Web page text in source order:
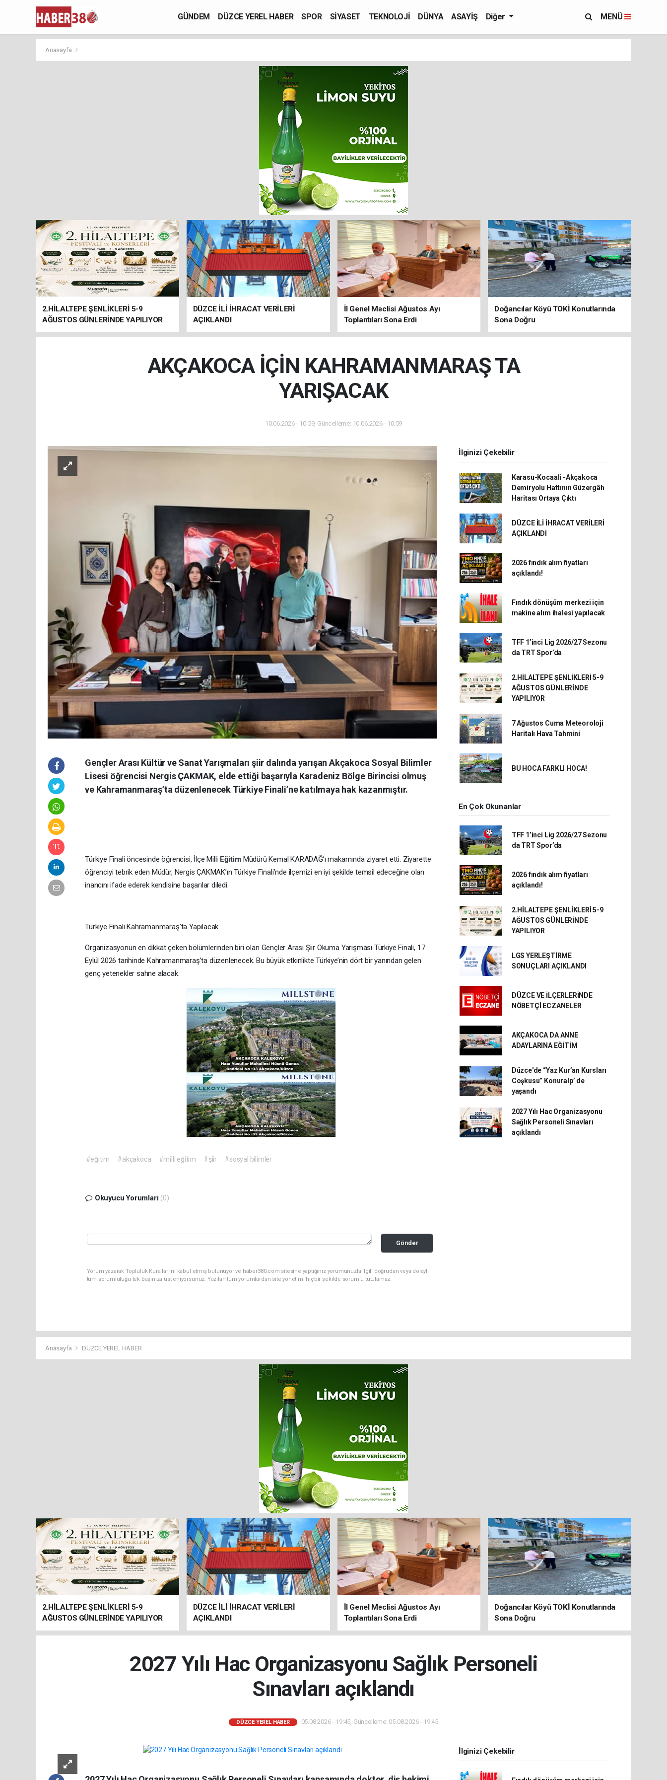
GÜNDEM DÜZCE YEREL HABER SPOR SİYASET TEKNOLOJİ DÜNYA ASAYİŞ Diğer MENÜ
Anasayfa
2.HİLALTEPE ŞENLİKLERİ 5-9
AĞUSTOS GÜNLERİNDE YAPILIYOR
DÜZCE İLİ İHRACAT VERİLERİ
AÇIKLANDI
İl Genel Meclisi Ağustos Ayı
Toplantıları Sona Erdi
Doğancılar Köyü TOKİ Konutlarında
Sona Doğru
AKÇAKOCA İÇİN KAHRAMANMARAŞ TA
YARIŞACAK
10.06.2026 - 10:59, Güncelleme: 10.06.2026 - 10:59
Gençler Arası Kültür ve Sanat Yarışmaları şiir dalında yarışan Akçakoca Sosyal Bilimler
Lisesi öğrencisi Nergis ÇAKMAK, elde ettiği başarıyla Karadeniz Bölge Birincisi olmuş
ve Kahramanmaraş’ta düzenlenecek Türkiye Finali’ne katılmaya hak kazanmıştır.
Türkiye Finali öncesinde öğrencisi, İlçe Milli Eğitim Müdürü Kemal KARADAĞ’ı makamında ziyaret etti. Ziyarette
öğrenciyi tebrik eden Müdür, Nergis ÇAKMAK’ın Türkiye Finali’nde ilçemizi en iyi şekilde temsil edeceğine olan
inancını ifade ederek kendisine başarılar diledi.
Türkiye Finali Kahramanmaraş’ta Yapılacak
Organizasyonun en dikkat çeken bölümlerinden biri olan Gençler Arası Şiir Okuma Yarışması Türkiye Finali, 17
Eylül 2026 tarihinde Kahramanmaraş’ta düzenlenecek. Bu büyük etkinlikte Türkiye’nin dört bir yanından gelen
genç yetenekler sahne alacak.
#eğitim #akçakoca #milli eğitim #şiir #sosyal bilimler
Okuyucu Yorumları (0)
Gönder
Yorum yazarak Topluluk Kuralları’nı kabul etmiş bulunuyor ve haber380.com sitesine yaptığınız yorumunuzla ilgili doğrudan veya dolaylı
tüm sorumluluğu tek başınıza üstleniyorsunuz. Yazılan tüm yorumlardan site yönetimi hiçbir şekilde sorumlu tutulamaz.
İlginizi Çekebilir
Karasu-Kocaali -Akçakoca
Demiryolu Hattının Güzergâh
Haritası Ortaya Çıktı
DÜZCE İLİ İHRACAT VERİLERİ
AÇIKLANDI
2026 fındık alım fiyatları
açıklandı!
Fındık dönüşüm merkezi için
makine alım ihalesi yapılacak
TFF 1’inci Lig 2026/27 Sezonu
da TRT Spor’da
2.HİLALTEPE ŞENLİKLERİ 5-9
AĞUSTOS GÜNLERİNDE
YAPILIYOR
7 Ağustos Cuma Meteoroloji
Haritalı Hava Tahmini
BU HOCA FARKLI HOCA!
En Çok Okunanlar
TFF 1’inci Lig 2026/27 Sezonu
da TRT Spor’da
2026 fındık alım fiyatları
açıklandı!
2.HİLALTEPE ŞENLİKLERİ 5-9
AĞUSTOS GÜNLERİNDE
YAPILIYOR
LGS YERLEŞTİRME
SONUÇLARI AÇIKLANDI
DÜZCE VE İLÇERLERİNDE
NÖBETÇİ ECZANELER
AKÇAKOCA DA ANNE
ADAYLARINA EĞİTİM
Düzce'de “Yaz Kur’an Kursları
Coşkusu” Konuralp’ de
yaşandı
2027 Yılı Hac Organizasyonu
Sağlık Personeli Sınavları
açıklandı
Anasayfa DÜZCE YEREL HABER
2.HİLALTEPE ŞENLİKLERİ 5-9
AĞUSTOS GÜNLERİNDE YAPILIYOR
DÜZCE İLİ İHRACAT VERİLERİ
AÇIKLANDI
İl Genel Meclisi Ağustos Ayı
Toplantıları Sona Erdi
Doğancılar Köyü TOKİ Konutlarında
Sona Doğru
2027 Yılı Hac Organizasyonu Sağlık Personeli
Sınavları açıklandı
DÜZCE YEREL HABER 05.08.2026 - 19:45, Güncelleme: 05.08.2026 - 19:45
İlginizi Çekebilir